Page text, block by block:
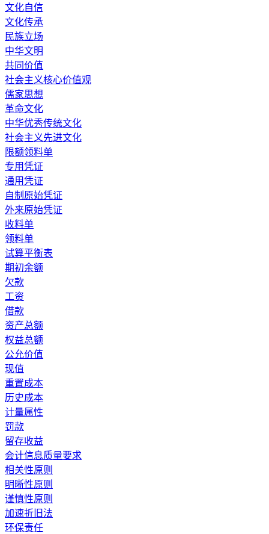
文化自信
文化传承
民族立场
中华文明
共同价值
社会主义核心价值观
儒家思想
革命文化
中华优秀传统文化
社会主义先进文化
限额领料单
专用凭证
通用凭证
自制原始凭证
外来原始凭证
收料单
领料单
试算平衡表
期初余额
欠款
工资
借款
资产总额
权益总额
公允价值
现值
重置成本
历史成本
计量属性
罚款
留存收益
会计信息质量要求
相关性原则
明晰性原则
谨慎性原则
加速折旧法
环保责任